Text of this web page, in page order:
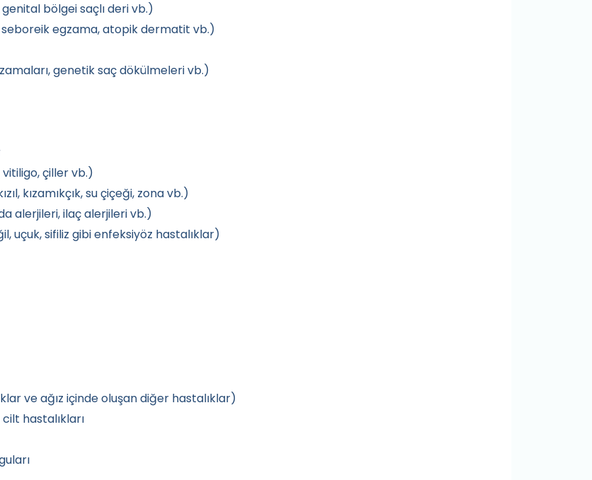
bölgei saçlı deri vb.)
seboreik egzama, atopik dermatit vb.)
genetik saç dökülmeleri vb.)
çiller vb.)
kızamıkçık, su çiçeği, zona vb.)
alerjileri, ilaç alerjileri vb.)
uçuk, sifiliz gibi enfeksiyöz hastalıklar)
ve ağız içinde oluşan diğer hastalıklar)
hastalıkları